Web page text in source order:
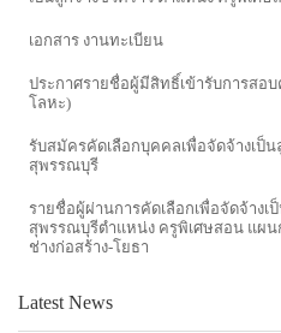
เอกสาร งานทะเบียน
ประกาศรายชื่อผู้มีสิทธิ์เข้ารับการสอ
โลหะ)
รับสมัครคัดเลือกบุคคลเพื่อจัดจ้างเป็
สุพรรณบุรี
รายชื่อผู้ผ่านการคัดเลือกเพื่อจัดจ้าง
สุพรรณบุรีตำแหน่ง ครูพิเศษสอน แผ
ช่างก่อสร้าง-โยธา
Latest News